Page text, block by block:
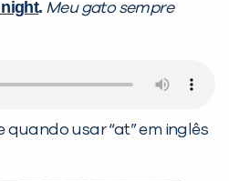
. Meu gato sempre
quando usar “at” em inglês